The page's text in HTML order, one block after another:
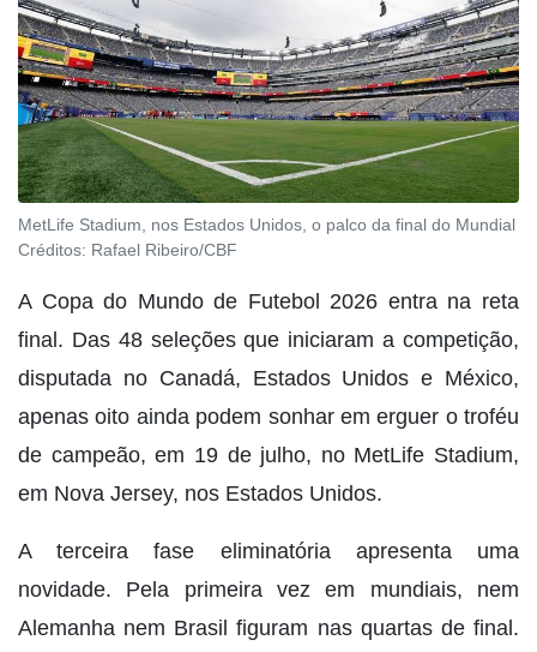
MetLife Stadium, nos Estados Unidos, o palco da final do Mundial
Créditos: Rafael Ribeiro/CBF
A Copa do Mundo de Futebol 2026 entra na reta
final. Das 48 seleções que iniciaram a competição,
disputada no Canadá, Estados Unidos e México,
apenas oito ainda podem sonhar em erguer o troféu
de campeão, em 19 de julho, no MetLife Stadium,
em Nova Jersey, nos Estados Unidos.
A terceira fase eliminatória apresenta uma
novidade. Pela primeira vez em mundiais, nem
Alemanha nem Brasil figuram nas quartas de final.